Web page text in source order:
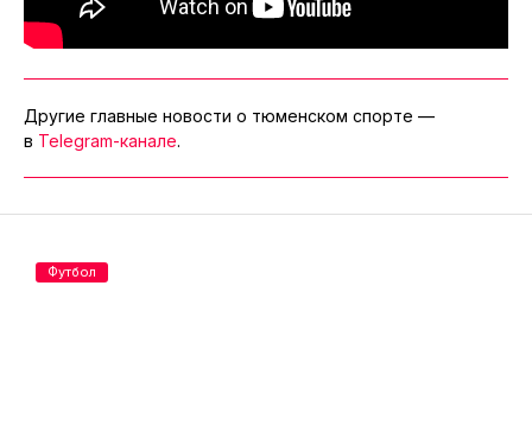
Другие главные новости о тюменском спорте —
в Telegram-канале.
Футбол